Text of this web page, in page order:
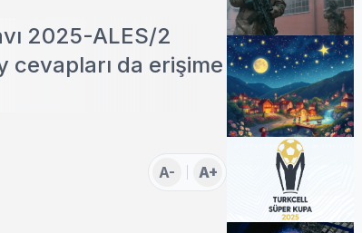
2025-ALES/2
cevapları da erişime
A- A+